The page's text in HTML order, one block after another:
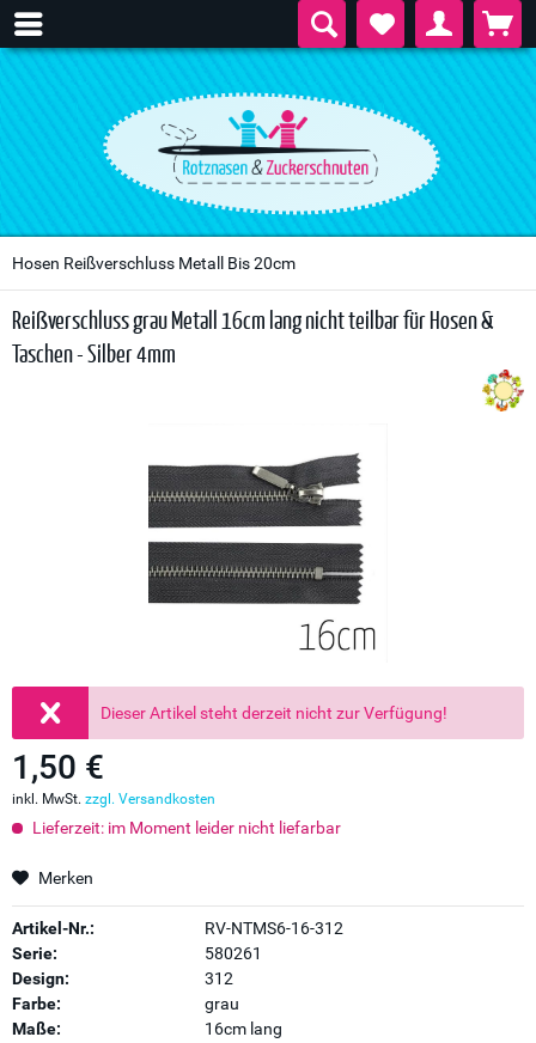
Hosen Reißverschluss Metall Bis 20cm
Reißverschluss grau Metall 16cm lang nicht teilbar für Hosen &
Taschen - Silber 4mm
Dieser Artikel steht derzeit nicht zur Verfügung!
1,50 €
inkl. MwSt. zzgl. Versandkosten
Lieferzeit: im Moment leider nicht liefarbar
Merken
Artikel-Nr.:
RV-NTMS6-16-312
Serie:
580261
Design:
312
Farbe:
grau
Maße:
16cm lang